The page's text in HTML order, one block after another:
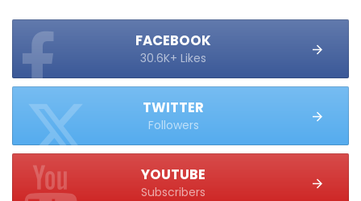
FACEBOOK
30.6K+ Likes
TWITTER
Followers
YOUTUBE
Subscribers